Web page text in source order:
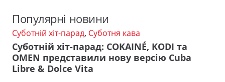
Популярні новини
Суботній хіт-парад, Суботня кава
Суботній хіт-парад: COKAINÉ, KODI та
OMEN представили нову версію Cuba
Libre & Dolce Vita